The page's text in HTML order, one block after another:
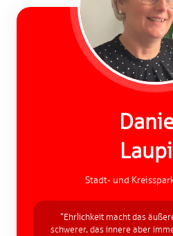
Stadt- und
"Ehrlichkeit macht das
schwerer, das innere aber